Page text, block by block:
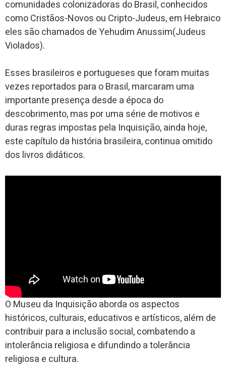
comunidades colonizadoras do Brasil, conhecidos
como Cristãos-Novos ou Cripto-Judeus, em Hebraico
eles são chamados de Yehudim Anussim(Judeus
Violados).
Esses brasileiros e portugueses que foram muitas
vezes reportados para o Brasil, marcaram uma
importante presença desde a época do
descobrimento, mas por uma série de motivos e
duras regras impostas pela Inquisição, ainda hoje,
este capítulo da história brasileira, continua omitido
dos livros didáticos.
O Museu da Inquisição aborda os aspectos
históricos, culturais, educativos e artísticos, além de
contribuir para a inclusão social, combatendo a
intolerância religiosa e difundindo a tolerância
religiosa e cultura.